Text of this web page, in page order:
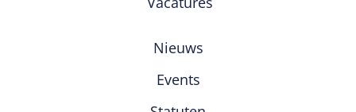
Nieuws
Events